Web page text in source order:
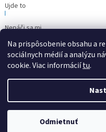
Na prispôsobenie obsahu a
sociálnych médií a analýzu
cookie. Viac informáciítu.
Odmietnuť
Ujde to
Nepáči sa mi
Počet hlasov:15
Copyright 2026outdoorfish